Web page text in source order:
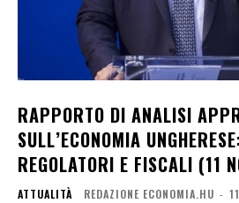
RAPPORTO DI ANALISI
SULL’ECONOMIA
REGOLATORI E FISCALI (11
ATTUALITÀ REDAZIONE ECONOMIA.HU -